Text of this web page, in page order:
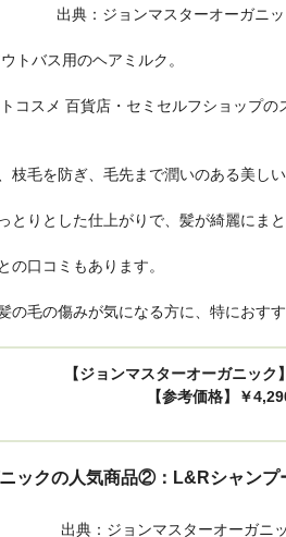
出典：ジョンマスターオーガニ
トバス用のヘアミルク。
コスメ 百貨店・セミセルフショップ
枝毛を防ぎ、毛先まで潤いのある美し
とりとした仕上がりで、髪が綺麗にま
の口コミもあります。
の毛の傷みが気になる方に、特におす
【ジョンマスターオーガニッ
【参考価格】￥
ックの人気商品②：L&Rシャン
出典：ジョンマスターオーガニ